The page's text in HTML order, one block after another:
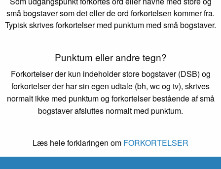
små bogstaver som det eller de ord forkortelsen kommer fra.
Typisk skrives forkortelser med punktum med små bogstaver.
Punktum eller andre tegn?
Forkortelser der kun indeholder store bogstaver (DSB) og
forkortelser der har sin egen udtale (bh, wc og tv), skrives
normalt ikke med punktum og forkortelser bestående af små
bogstaver afsluttes normalt med punktum.
Læs hele forklaringen om FORKORTELSER